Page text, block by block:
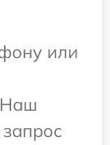
или
Наш